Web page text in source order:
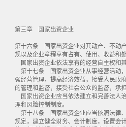
第三章 国家出资企业
第十六条 国家出资企业对其动产、不动
规以及企业章程享有占有、使用、收益和处
国家出资企业依法享有的经营自主权和
第十七条 国家出资企业从事经营活动
强经营管理，提高经济效益，接受人民政
的管理和监督，接受社会公众的监督，承
国家出资企业应当依法建立和完善法人
理和风险控制制度。
第十八条 国家出资企业应当依照法律
规定，建立健全财务、会计制度，设置会